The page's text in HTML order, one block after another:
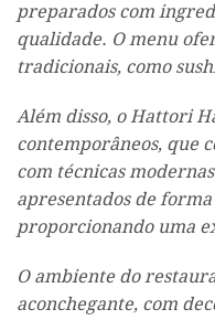
preparados com
qualidade. O menu
tradicionais, como
Além disso, o Hattori
contemporâneos, que
com técnicas
apresentados de
proporcionando uma
O ambiente do
aconchegante, com